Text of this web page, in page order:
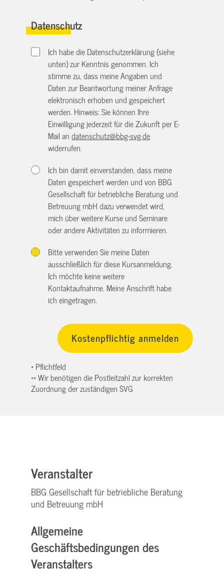
Datenschutz
Ich habe die Datenschutzerklärung (siehe
unten) zur Kenntnis genommen. Ich
stimme zu, dass meine Angaben und
Daten zur Beantwortung meiner Anfrage
elektronisch erhoben und gespeichert
werden. Hinweis: Sie können Ihre
Einwilligung jederzeit für die Zukunft per E-
Mail andatenschutz@bbg-svg.de
widerrufen.
Ich bin damit einverstanden, dass meine
Daten gespeichert werden und von BBG
Gesellschaft für betriebliche Beratung und
Betreuung mbH dazu verwendet wird,
mich über weitere Kurse und Seminare
oder andere Aktivitäten zu informieren.
Bitte verwenden Sie meine Daten
ausschließlich für diese Kursanmeldung.
Ich möchte keine weitere
Kontaktaufnahme. Meine Anschrift habe
ich eingetragen.
* Pflichtfeld
** Wir benötigen die Postleitzahl zur korrekten
Zuordnung der zuständigen SVG
Veranstalter
BBG Gesellschaft für betriebliche Beratung
und Betreuung mbH
Allgemeine
Geschäftsbedingungen des
Veranstalters